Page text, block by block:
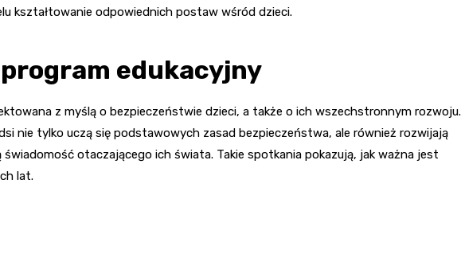
kształtowanie odpowiednich postaw wśród dzieci.
edukacyjny
z myślą o bezpieczeństwie dzieci, a także o ich wszechstronnym rozwoju.
nie tylko uczą się podstawowych zasad bezpieczeństwa, ale również rozwijają
świadomość otaczającego ich świata. Takie spotkania pokazują, jak ważna jest
lat.